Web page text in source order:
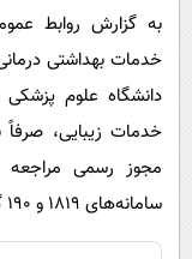
به گزارش روابط
دانشگاه علوم
خدمات زیبایی، صرفاً
مجوز رسمی مراجعه
سامانه‌های ۱۸۱۹ و ۱۹۰ گزارش دهند.